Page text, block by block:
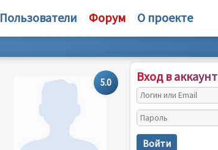
Пользователи Форум О проекте
5.0 Вход в аккаунт
Войти